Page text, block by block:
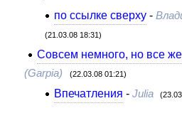
по ссылке сверху-
(21.03.08 18:31)
Совсем немного, но все
(Garpia)
(22.03.08 01:21)
Впечатления - Julia